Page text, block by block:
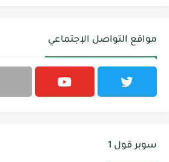
مواقع التواصل الإجتماعي
سوبر قول 1